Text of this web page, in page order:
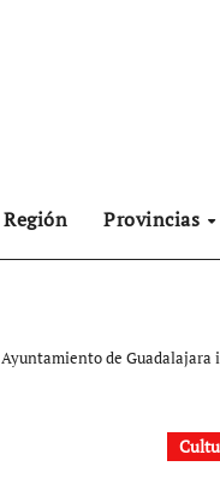
Región Provincias
de Guadalajara